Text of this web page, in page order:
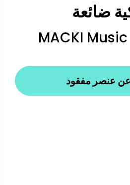
ضائعة
MACKI
عن عنصر مفقود